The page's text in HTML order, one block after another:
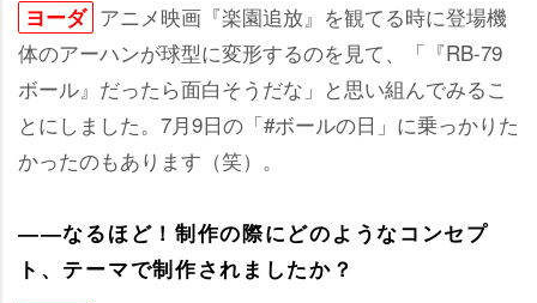
ヨーダ アニメ映画『楽園追放』を観てる時に登場機
体のアーハンが球型に変形するのを見て、「『RB-79
ボール』だったら面白そうだな」と思い組んでみるこ
とにしました。7月9日の「#ボールの日」に乗っかりた
かったのもあります（笑）。
――なるほど！制作の際にどのようなコンセプ
ト、テーマで制作されましたか？